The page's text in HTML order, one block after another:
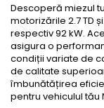
Descoperă miezul
motorizările 2.7 TD
respectiv 92 kW.
asigura o
condiții variate de
de calitate
îmbunătățirea
pentru vehiculul tău